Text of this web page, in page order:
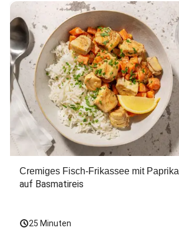
Cremiges Fisch-Frikassee mit Paprika
auf Basmatireis
25 Minuten